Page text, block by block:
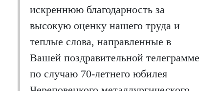
искреннюю благодарность за
высокую оценку нашего труда и
теплые слова, направленные в
Вашей поздравительной телеграмме
по случаю 70-летнего юбилея